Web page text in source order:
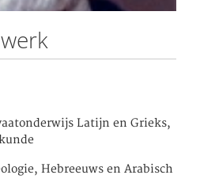
Latijn en Grieks,
Hebreeuws en Arabisch